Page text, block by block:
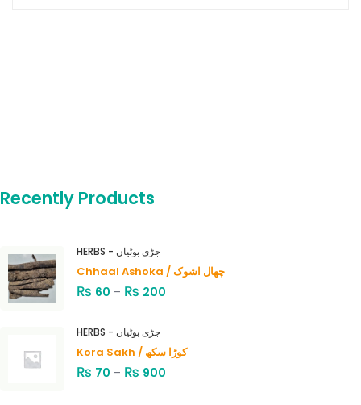
Recently Products
HERBS - جڑی بوٹیاں
Chhaal Ashoka / چھال اشوک
₨ 60 – ₨ 200
HERBS - جڑی بوٹیاں
Kora Sakh / کوڑا سکھ
₨ 70 – ₨ 900